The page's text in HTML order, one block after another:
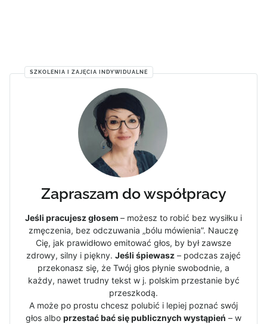
Zapraszam do współpracy
Jeśli pracujesz głosem – możesz to robić bez wysiłku i
zmęczenia, bez odczuwania „bólu mówienia”. Nauczę
Cię, jak prawidłowo emitować głos, by był zawsze
zdrowy, silny i piękny. Jeśli śpiewasz – podczas zajęć
przekonasz się, że Twój głos płynie swobodnie, a
każdy, nawet trudny tekst w j. polskim przestanie być
przeszkodą.
A może po prostu chcesz polubić i lepiej poznać swój
głos albo przestać bać się publicznych wystąpień – w
SZKOLENIA I ZAJĘCIA INDYWIDUALNE